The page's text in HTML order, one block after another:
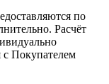
по
Расчёт
с Покупателем